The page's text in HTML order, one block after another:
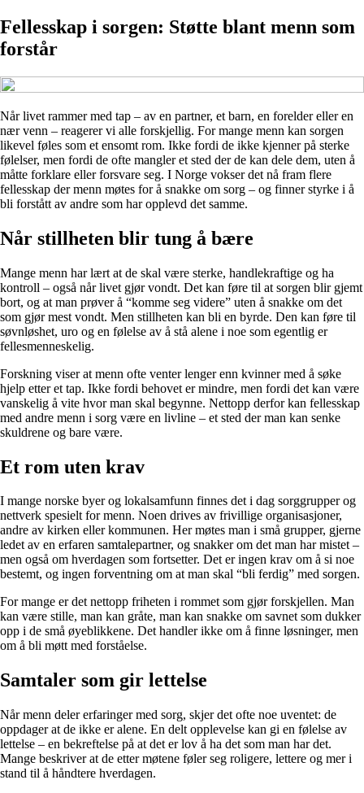
Fellesskap i sorgen: Støtte blant menn som
forstår
Når livet rammer med tap – av en partner, et barn, en forelder eller en
nær venn – reagerer vi alle forskjellig. For mange menn kan sorgen
likevel føles som et ensomt rom. Ikke fordi de ikke kjenner på sterke
følelser, men fordi de ofte mangler et sted der de kan dele dem, uten å
måtte forklare eller forsvare seg. I Norge vokser det nå fram flere
fellesskap der menn møtes for å snakke om sorg – og finner styrke i å
bli forstått av andre som har opplevd det samme.
Når stillheten blir tung å bære
Mange menn har lært at de skal være sterke, handlekraftige og ha
kontroll – også når livet gjør vondt. Det kan føre til at sorgen blir gjemt
bort, og at man prøver å “komme seg videre” uten å snakke om det
som gjør mest vondt. Men stillheten kan bli en byrde. Den kan føre til
søvnløshet, uro og en følelse av å stå alene i noe som egentlig er
fellesmenneskelig.
Forskning viser at menn ofte venter lenger enn kvinner med å søke
hjelp etter et tap. Ikke fordi behovet er mindre, men fordi det kan være
vanskelig å vite hvor man skal begynne. Nettopp derfor kan fellesskap
med andre menn i sorg være en livline – et sted der man kan senke
skuldrene og bare være.
Et rom uten krav
I mange norske byer og lokalsamfunn finnes det i dag sorggrupper og
nettverk spesielt for menn. Noen drives av frivillige organisasjoner,
andre av kirken eller kommunen. Her møtes man i små grupper, gjerne
ledet av en erfaren samtalepartner, og snakker om det man har mistet –
men også om hverdagen som fortsetter. Det er ingen krav om å si noe
bestemt, og ingen forventning om at man skal “bli ferdig” med sorgen.
For mange er det nettopp friheten i rommet som gjør forskjellen. Man
kan være stille, man kan gråte, man kan snakke om savnet som dukker
opp i de små øyeblikkene. Det handler ikke om å finne løsninger, men
om å bli møtt med forståelse.
Samtaler som gir lettelse
Når menn deler erfaringer med sorg, skjer det ofte noe uventet: de
oppdager at de ikke er alene. En delt opplevelse kan gi en følelse av
lettelse – en bekreftelse på at det er lov å ha det som man har det.
Mange beskriver at de etter møtene føler seg roligere, lettere og mer i
stand til å håndtere hverdagen.